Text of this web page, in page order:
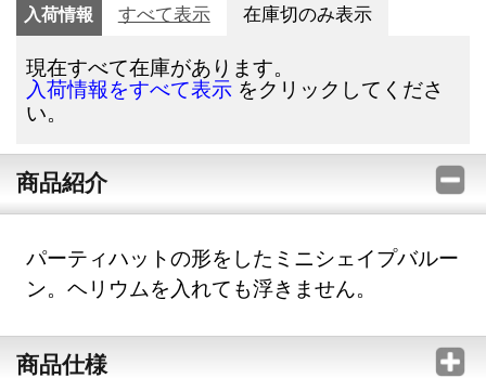
入荷情報 すべて表示 在庫切のみ表示
現在すべて在庫があります。
入荷情報をすべて表示 をクリックしてくださ
い。
商品紹介
パーティハットの形をしたミニシェイプバルー
ン。ヘリウムを入れても浮きません。
商品仕様